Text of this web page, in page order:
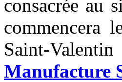
consacrée au
commencera
Saint-
Manufacture